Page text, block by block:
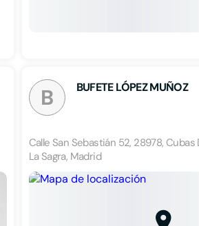
B BUFETE LÓPEZ MUÑOZ
Calle San Sebastián 52, 28978, Cubas
La Sagra, Madrid